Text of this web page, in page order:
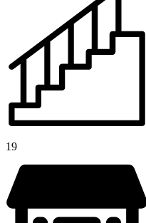
19